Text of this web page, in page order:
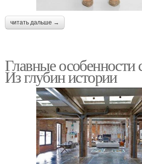
читать дальше →
Главные особенности
Из глубин истории